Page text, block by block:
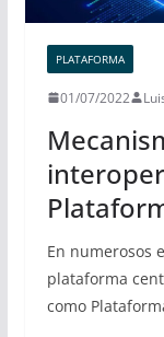
PLATAFORMA
01/07/2022
En numerosos
plataforma
como